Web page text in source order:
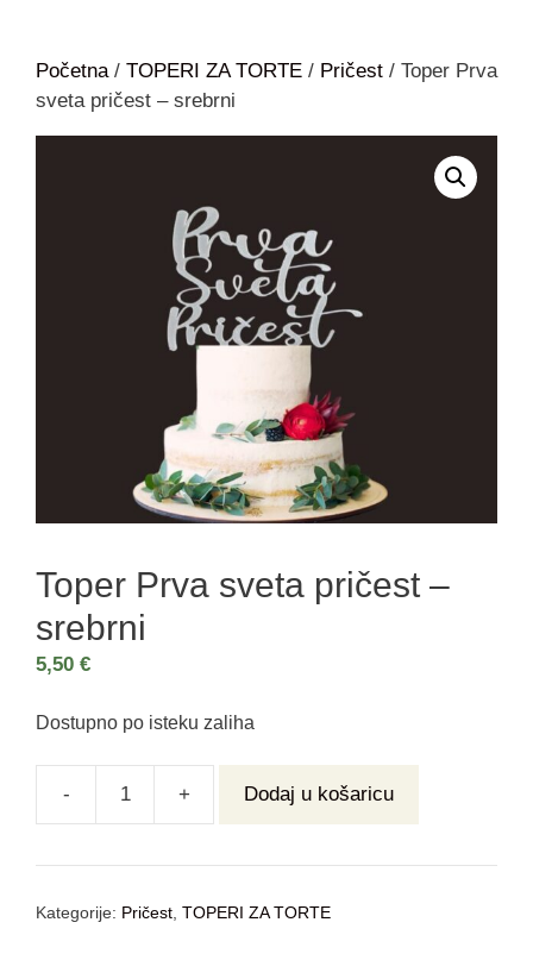
Početna/ TOPERI ZA TORTE / Pričest / Toper Prva
sveta pričest – srebrni
Toper Prva sveta pričest –
srebrni
5,50 €
Dostupno po isteku zaliha
- + Dodaj u košaricu
Kategorije: Pričest TOPERI ZA TORTE